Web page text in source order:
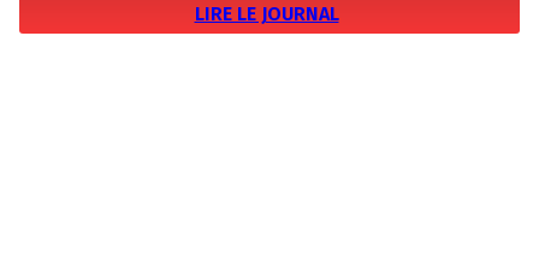
LIRE LE JOURNAL